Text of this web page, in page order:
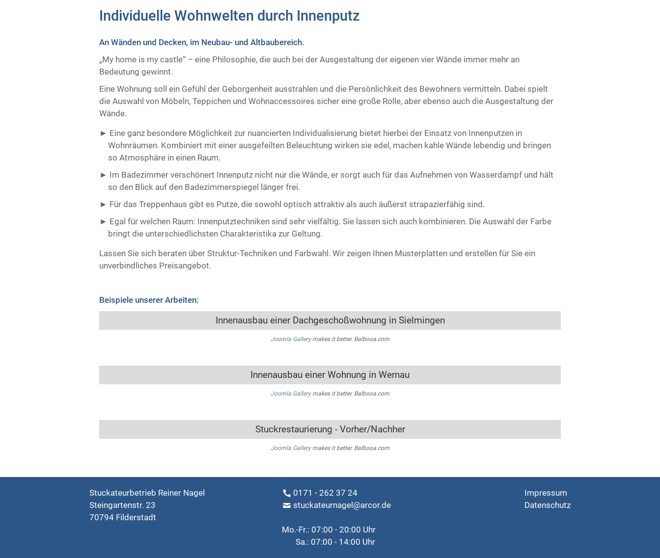
Individuelle Wohnwelten durch Innenputz ​
An Wänden und Decken, im Neubau- und Altbaubereich.
„My home is my castle“ – eine Philosophie, die auch bei der Ausgestaltung der eigenen vier Wände immer mehr an
Bedeutung gewinnt.
Eine Wohnung soll ein Gefühl der Geborgenheit ausstrahlen und die Persönlichkeit des Bewohners vermitteln. Dabei spielt
die Auswahl von Möbeln, Teppichen und Wohnaccessoires sicher eine große Rolle, aber ebenso auch die Ausgestaltung der
Wände.
Eine ganz besondere Möglichkeit zur nuancierten Individualisierung bietet hierbei der Einsatz von Innenputzen in
Wohnräumen. Kombiniert mit einer ausgefeilten Beleuchtung wirken sie edel, machen kahle Wände lebendig und bringen
so Atmosphäre in einen Raum.
Im Badezimmer verschönert Innenputz nicht nur die Wände, er sorgt auch für das Aufnehmen von Wasserdampf und hält
so den Blick auf den Badezimmerspiegel länger frei.
Für das Treppenhaus gibt es Putze, die sowohl optisch attraktiv als auch äußerst strapazierfähig sind.
Egal für welchen Raum: Innenputztechniken sind sehr vielfältig. Sie lassen sich auch kombinieren. Die Auswahl der Farbe
bringt die unterschiedlichsten Charakteristika zur Geltung.
Lassen Sie sich beraten über Struktur-Techniken und Farbwahl. Wir zeigen Ihnen Musterplatten und erstellen für Sie ein
unverbindliches Preisangebot.
Beispiele unserer Arbeiten:
Innenausbau einer Dachgeschoßwohnung in Sielmingen
Joomla Gallerymakes it better. Balbooa.com
Innenausbau einer Wohnung in Wernau
Joomla Gallerymakes it better. Balbooa.com
Stuckrestaurierung - Vorher/Nachher
Joomla Gallerymakes it better. Balbooa.com
Stuckateurbetrieb Reiner Nagel
Steingartenstr. 23
70794 Filderstadt
0171 - 262 37 24
stuckateurnagel@arcor.de
Mo.-Fr.: 07:00 - 20:00 Uhr
Sa.: 07:00 - 14:00 Uhr
Impressum
Datenschutz